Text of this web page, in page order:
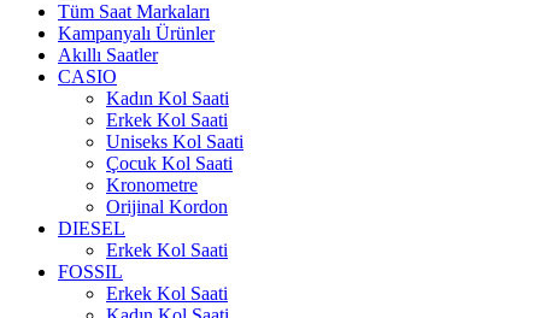
Tüm Saat Markaları
Kampanyalı Ürünler
Akıllı Saatler
CASIO
Kadın Kol Saati
Erkek Kol Saati
Uniseks Kol Saati
Çocuk Kol Saati
Kronometre
Orijinal Kordon
DIESEL
Erkek Kol Saati
FOSSIL
Erkek Kol Saati